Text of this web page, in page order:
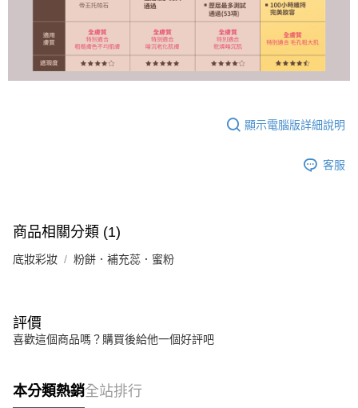
顯示電腦版詳細說明
客服
商品相關分類 (1)
底妝彩妝 粉餅．補充蕊．蜜粉
評價
喜歡這個商品嗎？購買後給他一個好評吧
本分類熱銷全站排行